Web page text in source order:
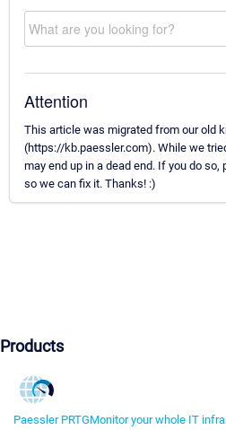
Attention
This article was migrated from our old
(https://kb.paessler.com). While we
may end up in a dead end. If you do
so we can fix it. Thanks! :)
Products
Paessler PRTGMonitor your whole IT